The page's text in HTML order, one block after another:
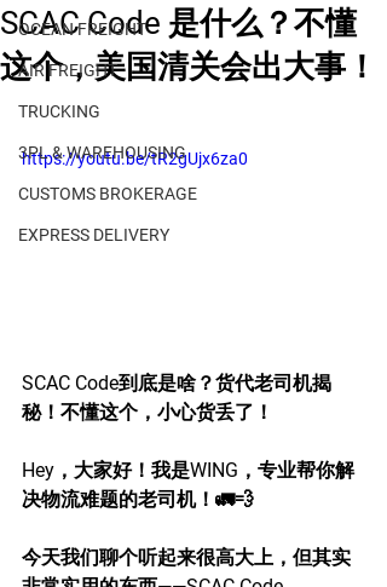
OCEAN FREIGHT
AIR FREIGHT
TRUCKING
3PL & WAREHOUSING
CUSTOMS BROKERAGE
EXPRESS DELIVERY
SCAC Code 是什么？不懂
这个，美国清关会出大事！
https://youtu.be/tR2gUjx6za0
SCAC Code到底是啥？货代老司机揭
秘！不懂这个，小心货丢了！
Hey，大家好！我是WING，专业帮你解
决物流难题的老司机！🚛💨
今天我们聊个听起来很高大上，但其实